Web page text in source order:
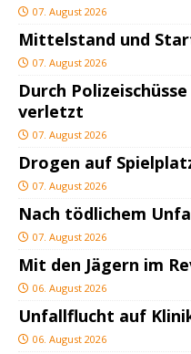
07. August 2026
Mittelstand und
07. August 2026
Durch
verletzt
07. August 2026
Drogen auf
07. August 2026
Nach tödlichem
07. August 2026
Mit den Jägern im
06. August 2026
Unfallflucht auf
06. August 2026